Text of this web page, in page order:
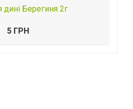
дині Берегиня 2г
5 ГРН